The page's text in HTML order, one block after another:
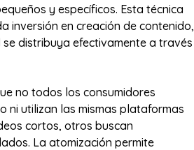
y específicos. Esta técnica
inversión en creación de contenido,
distribuya efectivamente a través
no todos los consumidores
ni utilizan las mismas plataformas
cortos, otros buscan
La atomización permite